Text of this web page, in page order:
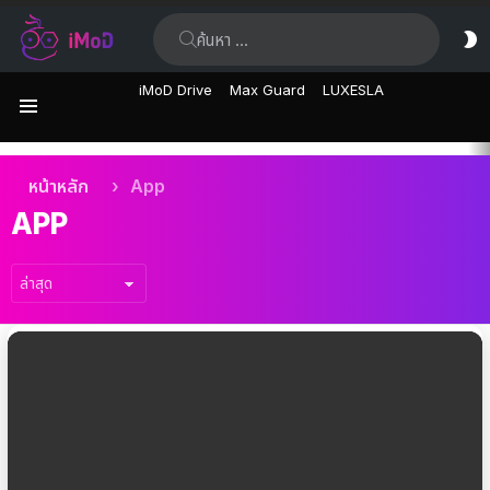
iMoD Drive Max Guard LUXESLA
เรื่อง
ล่าสุด
คุณอยู่ที่นี่:
หน้าหลัก App
APP
เรื่อง